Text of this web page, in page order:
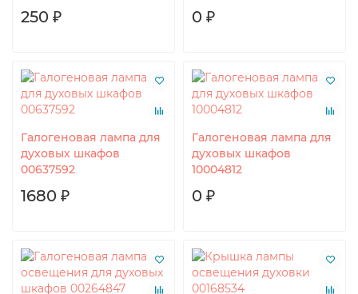
250 ₽ 0 ₽
Галогеновая лампа для
духовых шкафов
00637592
1680 ₽
Галогеновая лампа для
духовых шкафов
10004812
0 ₽